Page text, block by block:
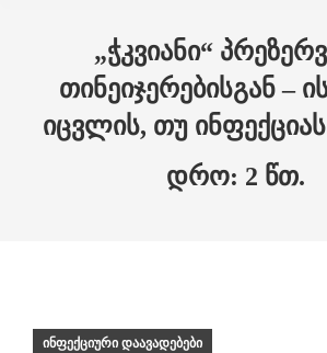
„ჭკვიანი“
თინეიჯერებისგან –
იცვლის, თუ
ინფექციური დაავადებები